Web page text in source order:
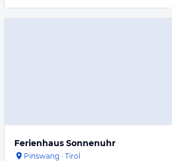
Ferienhaus Sonnenuhr
Pinswang · Tirol